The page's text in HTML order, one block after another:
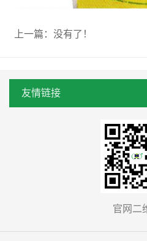
上一篇：没有了！
友情链接
官网二